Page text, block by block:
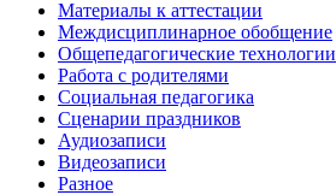
Материалы к аттестации
Междисциплинарное обобщение
Общепедагогические технологии
Работа с родителями
Социальная педагогика
Сценарии праздников
Аудиозаписи
Видеозаписи
Разное